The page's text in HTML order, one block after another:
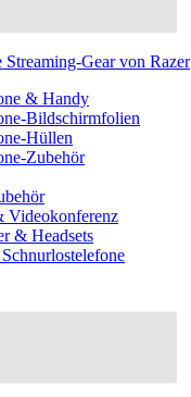
Streaming-Gear von Razer
& Handy
Bildschirmfolien
Hüllen
Zubehör
Videokonferenz
& Headsets